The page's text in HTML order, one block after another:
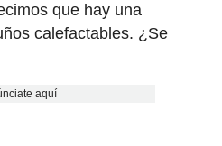
que hay una
calefactables. ¿Se
aquí